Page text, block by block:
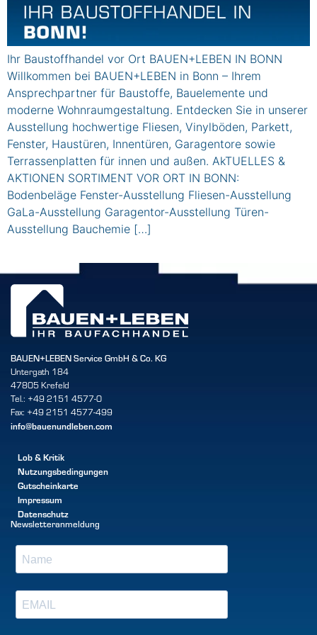
Ihr Baustoffhandel vor Ort BAUEN+LEBEN IN BONN
Willkommen bei BAUEN+LEBEN in Bonn – Ihrem
Ansprechpartner für Baustoffe, Bauelemente und
moderne Wohnraumgestaltung. Entdecken Sie in unserer
Ausstellung hochwertige Fliesen, Vinylböden, Parkett,
Fenster, Haustüren, Innentüren, Garagentore sowie
Terrassenplatten für innen und außen. AkTUELLES &
AKTIONEN SORTIMENT VOR ORT IN BONN:
Bodenbeläge Fenster-Ausstellung Fliesen-Ausstellung
GaLa-Ausstellung Garagentor-Ausstellung Türen-
Ausstellung Bauchemie […]
BAUEN+LEBEN Service GmbH & Co. KG
Untergath 184
47805 Krefeld
Tel.: +49 2151 4577-0
Fax: +49 2151 4577-499
info@bauenundleben.com
Lob & Kritik
Nutzungsbedingungen
Gutscheinkarte
Impressum
Datenschutz
Newsletteranmeldung